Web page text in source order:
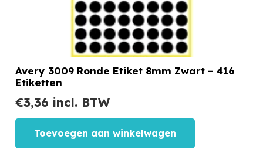
Avery 3009 Ronde Etiket 8mm Zwart – 416
Etiketten
€3,36 incl. BTW
Toevoegen aan winkelwagen